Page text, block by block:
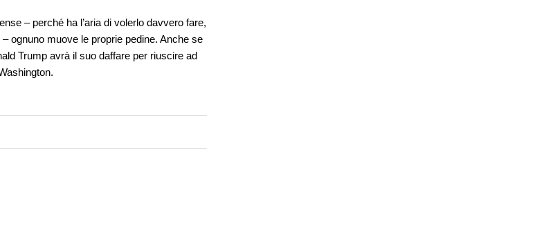
– perché ha l’aria di volerlo davvero fare,
ognuno muove le proprie pedine. Anche se
Trump avrà il suo daffare per riuscire ad